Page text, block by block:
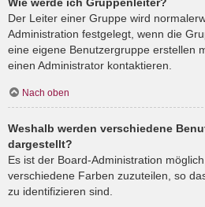
Der Leiter einer Gruppe wird
Administration festgelegt, wenn die
eine eigene Benutzergruppe erstellen
einen Administrator kontaktieren.
Nach oben
Weshalb werden verschiedene
dargestellt?
Es ist der Board-Administration
verschiedene Farben zuzuteilen, so
zu identifizieren sind.